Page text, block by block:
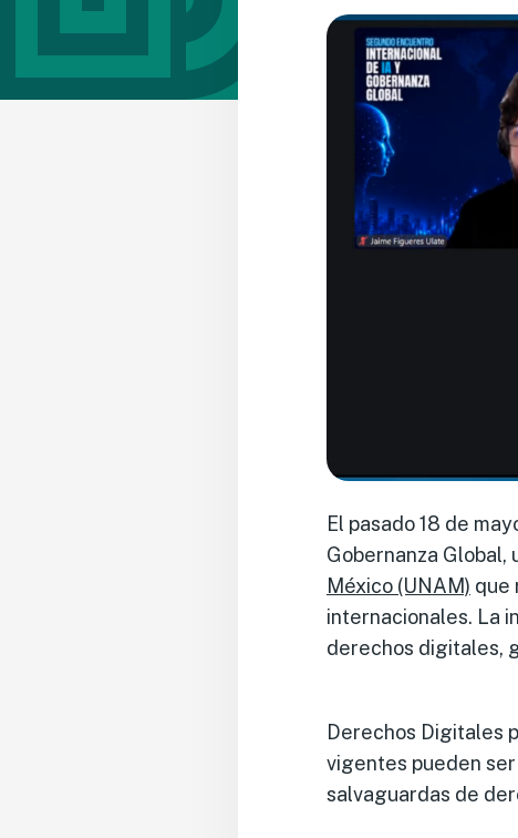
El pasado 18 de
Gobernanza Global,
México (UNAM) que
internacionales. La
derechos digitales,
Derechos Digitales
vigentes pueden
salvaguardas de